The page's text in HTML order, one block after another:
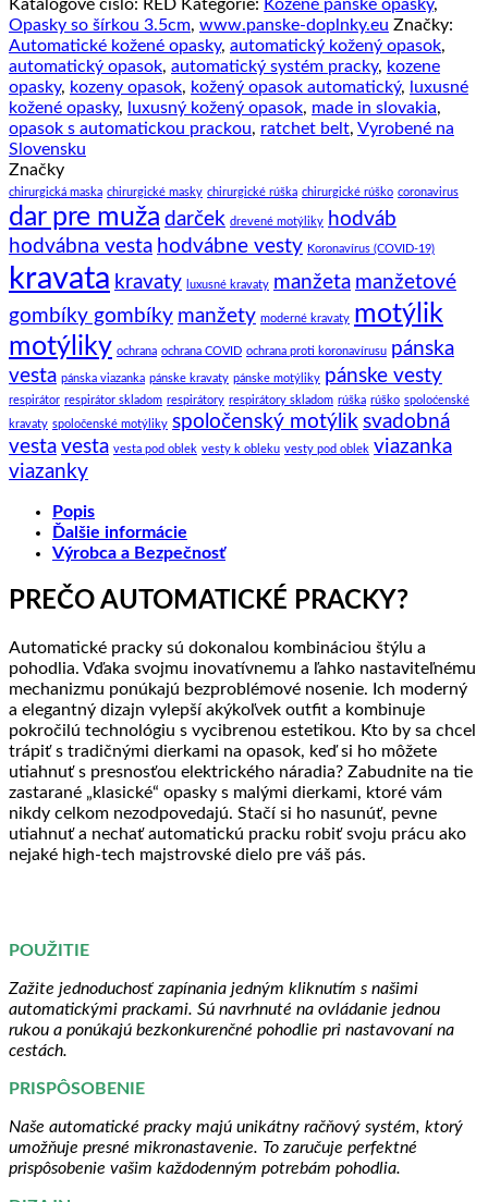
opasok
s
automatickou
prackou
RED
Katalógové číslo: RED Kategórie: Kožené pánske opasky,
Opasky so šírkou 3.5cm, www.panske-doplnky.eu Značky:
Automatické kožené opasky, automatický kožený opasok,
automatický opasok, automatický systém pracky, kozene
opasky, kozeny opasok, kožený opasok automatický,
luxusné
kožené opasky, luxusný kožený opasok, made in slovakia,
opasok s automatickou prackou, ratchet belt, Vyrobené na
Slovensku
Značky
chirurgická maska chirurgické masky chirurgické rúška chirurgické rúško coronavirus
dar pre muža darček drevené motýliky
hodváb
hodvábna vesta hodvábne vesty Koronavírus (COVID-19)
kravata kravaty luxusné kravaty manžeta manžetové
gombíky gombíky manžety moderné kravaty motýlik
motýliky ochrana ochrana COVID ochrana proti koronavírusu pánska
vesta pánska viazanka pánske kravaty pánske motýliky pánske vesty
respirátor respirátor skladom respirátory respirátory skladom rúška rúško spoloćenské
kravaty spoločenské motýliky spoločenský motýlik svadobná
vesta vesta vesta pod oblek vesty k obleku vesty pod oblek viazanka
viazanky
Popis
Ďalšie informácie
Výrobca a Bezpečnosť
PREČO AUTOMATICKÉ PRACKY?
Automatické pracky sú dokonalou kombináciou štýlu a
pohodlia. Vďaka svojmu inovatívnemu a ľahko nastaviteľnému
mechanizmu ponúkajú bezproblémové nosenie. Ich moderný
a elegantný dizajn vylepší akýkoľvek outfit a kombinuje
pokročilú technológiu s vycibrenou estetikou. Kto by sa chcel
trápiť s tradičnými dierkami na opasok, keď si ho môžete
utiahnuť s presnosťou elektrického náradia? Zabudnite na tie
zastarané „klasické“ opasky s malými dierkami, ktoré vám
nikdy celkom nezodpovedajú. Stačí si ho nasunúť, pevne
utiahnuť a nechať automatickú pracku robiť svoju prácu ako
nejaké high-tech majstrovské dielo pre váš pás.
POUŽITIE
Zažite jednoduchosť zapínania jedným kliknutím s našimi
automatickými prackami. Sú navrhnuté na ovládanie jednou
rukou a ponúkajú bezkonkurenčné pohodlie pri nastavovaní na
cestách.
PRISPÔSOBENIE
Naše automatické pracky majú unikátny račňový systém, ktorý
umožňuje presné mikronastavenie. To zaručuje perfektné
prispôsobenie vašim každodenným potrebám pohodlia.